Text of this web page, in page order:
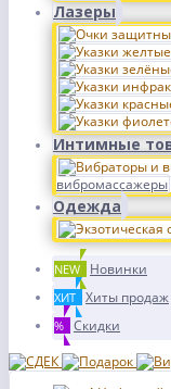
Лазеры
Интимные
вибромассажеры
Одежда
NEW Новинки
ХИТ Хиты продаж
% Скидки